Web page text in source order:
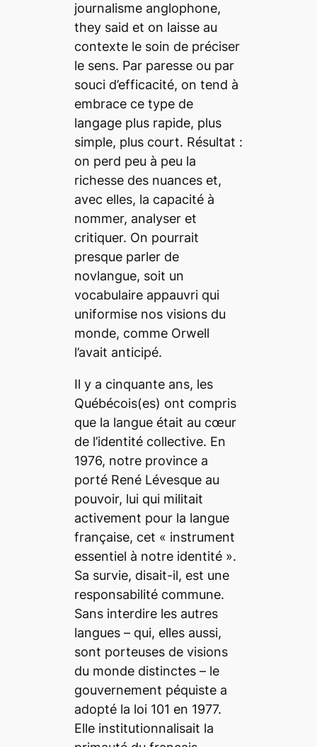
journalisme anglophone,
they said et on laisse au
contexte le soin de préciser
le sens. Par paresse ou par
souci d’efficacité, on tend à
embracece type de
langage plus rapide, plus
simple, plus court. Résultat :
on perd peu à peu la
richesse des nuances et,
avec elles, la capacité à
nommer, analyser et
critiquer. On pourrait
presque parler de
novlangue, soit un
vocabulaire appauvri qui
uniformise nos visions du
monde, comme Orwell
l’avait anticipé.
Il y a cinquante ans, les
Québécois(es) ont compris
que la langue était au cœur
de l’identité collective. En
1976, notre province a
porté René Lévesque au
pouvoir, lui qui militait
activement pour la langue
française, cet « instrument
essentiel à notre identité ».
Sa survie, disait-il, est une
responsabilité commune.
Sans interdire les autres
langues – qui, elles aussi,
sont porteuses de visions
du monde distinctes – le
gouvernement péquiste a
adopté la loi 101 en 1977.
Elle institutionnalisait la